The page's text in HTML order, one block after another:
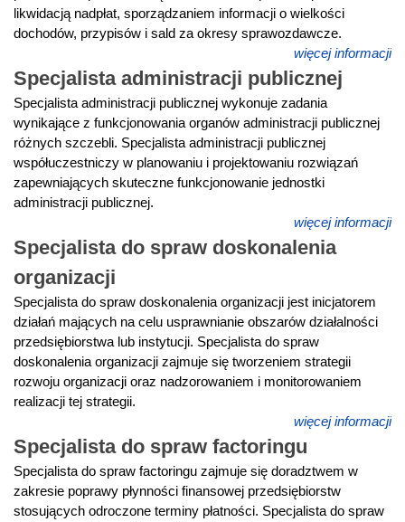
likwidacją nadpłat, sporządzaniem informacji o wielkości
dochodów, przypisów i sald za okresy sprawozdawcze.
więcej informacji
Specjalista administracji publicznej
Specjalista administracji publicznej wykonuje zadania
wynikające z funkcjonowania organów administracji publicznej
różnych szczebli. Specjalista administracji publicznej
współuczestniczy w planowaniu i projektowaniu rozwiązań
zapewniających skuteczne funkcjonowanie jednostki
administracji publicznej.
więcej informacji
Specjalista do spraw doskonalenia
organizacji
Specjalista do spraw doskonalenia organizacji jest inicjatorem
działań mających na celu usprawnianie obszarów działalności
przedsiębiorstwa lub instytucji. Specjalista do spraw
doskonalenia organizacji zajmuje się tworzeniem strategii
rozwoju organizacji oraz nadzorowaniem i monitorowaniem
realizacji tej strategii.
więcej informacji
Specjalista do spraw factoringu
Specjalista do spraw factoringu zajmuje się doradztwem w
zakresie poprawy płynności finansowej przedsiębiorstw
stosujących odroczone terminy płatności. Specjalista do spraw